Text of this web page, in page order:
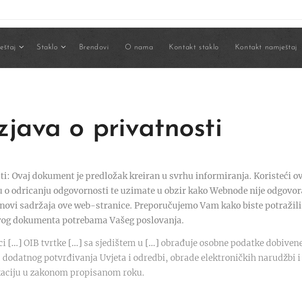
Staklo Brendovi O nama Kontakt staklo Kontakt namještaj
o privatnosti
Ovaj dokument je predložak kreiran u svrhu informiranja. Koristeći
odricanju odgovornosti te uzimate u obzir kako Webnode nije
sadržaja ove web-stranice. Preporučujemo Vam kako biste
dokumenta potrebama Vašeg poslovanja.
[…] OIB tvrtke […] sa sjedištem u […] obrađuje osobne podatke
potvrđivanja Uvjeta i odredbi, obrade elektroničkih narudžbi i
u zakonom propisanom roku.